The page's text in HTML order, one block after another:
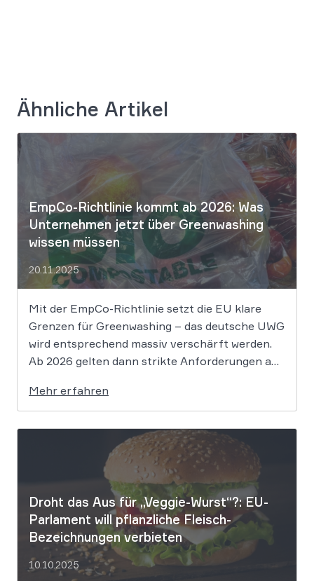
Ähnliche Artikel
EmpCo-Richtlinie kommt ab 2026: Was
Unternehmen jetzt über Greenwashing
wissen müssen
20.11.2025
Mit der EmpCo-Richtlinie setzt die EU klare
Grenzen für Greenwashing – das deutsche UWG
wird entsprechend massiv verschärft werden.
Ab 2026 gelten dann strikte Anforderungen an
Nachhaltigkeitssiegeln und
Zukunftsversprechen. Unternehmen sollten
schon jetzt ihre Claims prüfen und belastbare
Nachweise sichern, um rechtlich und reputativ
Mehr erfahren
Droht das Aus für „Veggie-Wurst“?: EU-
Parlament will pflanzliche Fleisch-
Bezeichnungen verbieten
10.10.2025